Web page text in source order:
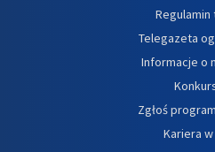
Regulamin
Telegazeta
Informacje o
Zgłoś
Kariera w